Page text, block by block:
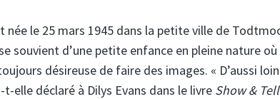
née le 25 mars 1945 dans la petite ville de
souvient d’une petite enfance en pleine nature
désireuse de faire des images. « D’aussi
t-elle déclaré à Dilys Evans dans le livre Show &